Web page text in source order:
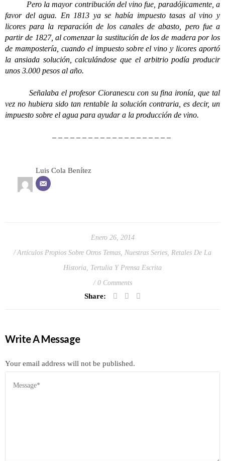
Pero la mayor contribución del vino fue, paradójicamente, a
favor del agua. En 1813 ya se había impuesto tasas al vino y
licores para la reparación de los canales de abasto, pero fue a
partir de 1827, al comenzar la sustitución de los de madera por los
de mampostería, cuando el impuesto sobre el vino y licores aportó
la ansiada solución, calculándose que el arbitrio podía producir
unos 3.000 pesos al año.
Señalaba el profesor Cioranescu con su fina ironía, que tal
vez no hubiera sido tan rentable la solución contraria, es decir, un
impuesto sobre el agua para ayudar a la producción de vino.
– – – – – – – – – – – – – – – – – – – –
Luis Cola Benítez
Enero 26, 2014
Artículos Propios Sobre Otros Temas Nuestras Series Retales De La
Historia Tertulia Y Prensa Escrita
0 Comments
Share:
Write A Message
Your email address will not be published.